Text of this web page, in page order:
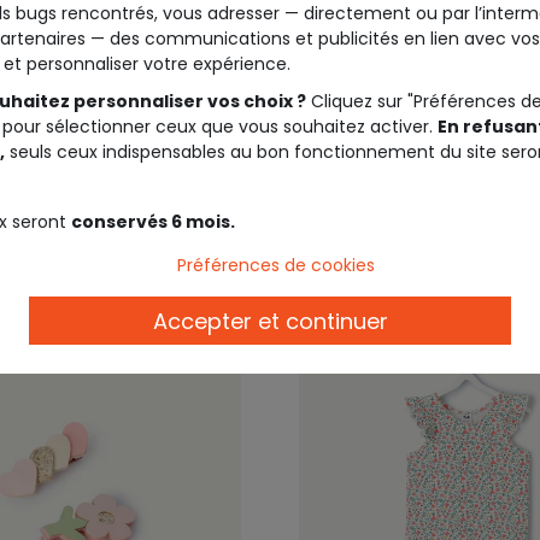
®
langes coton imprimés
Outlet -50%*
Pyjama deux pièces fille
imprimé rose
bugs rencontrés, vous adresser — directement ou par
— des communications et publicités en lien avec
et personnaliser votre expérience.
personnaliser vos choix ? Cliquez sur "Préférences de
sélectionner ceux que vous souhaitez activer. En
seuls ceux indispensables au bon fonctionnement du site
seront conservés 6 mois.
Préférences de cookies
Accepter et continuer